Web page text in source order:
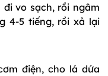
đi vo sạch, rồi ngâm
4-5 tiếng, rồi xả lại
điện, cho lá dứa